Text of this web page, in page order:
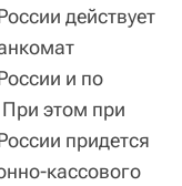
действует
и по
этом при
придется
кассового